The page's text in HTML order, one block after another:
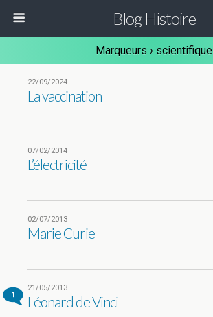
Blog Histoire
Marqueurs › scientifique
22/09/2024
La vaccination
07/02/2014
L’électricité
02/07/2013
Marie Curie
1
21/05/2013
Léonard de Vinci